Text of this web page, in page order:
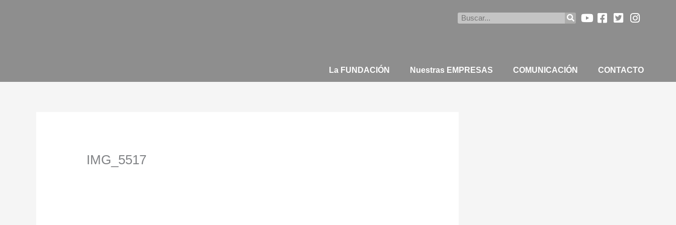
Buscar
La FUNDACIÓN Nuestras EMPRESAS COMUNICACIÓN CONTACTO
IMG_5517